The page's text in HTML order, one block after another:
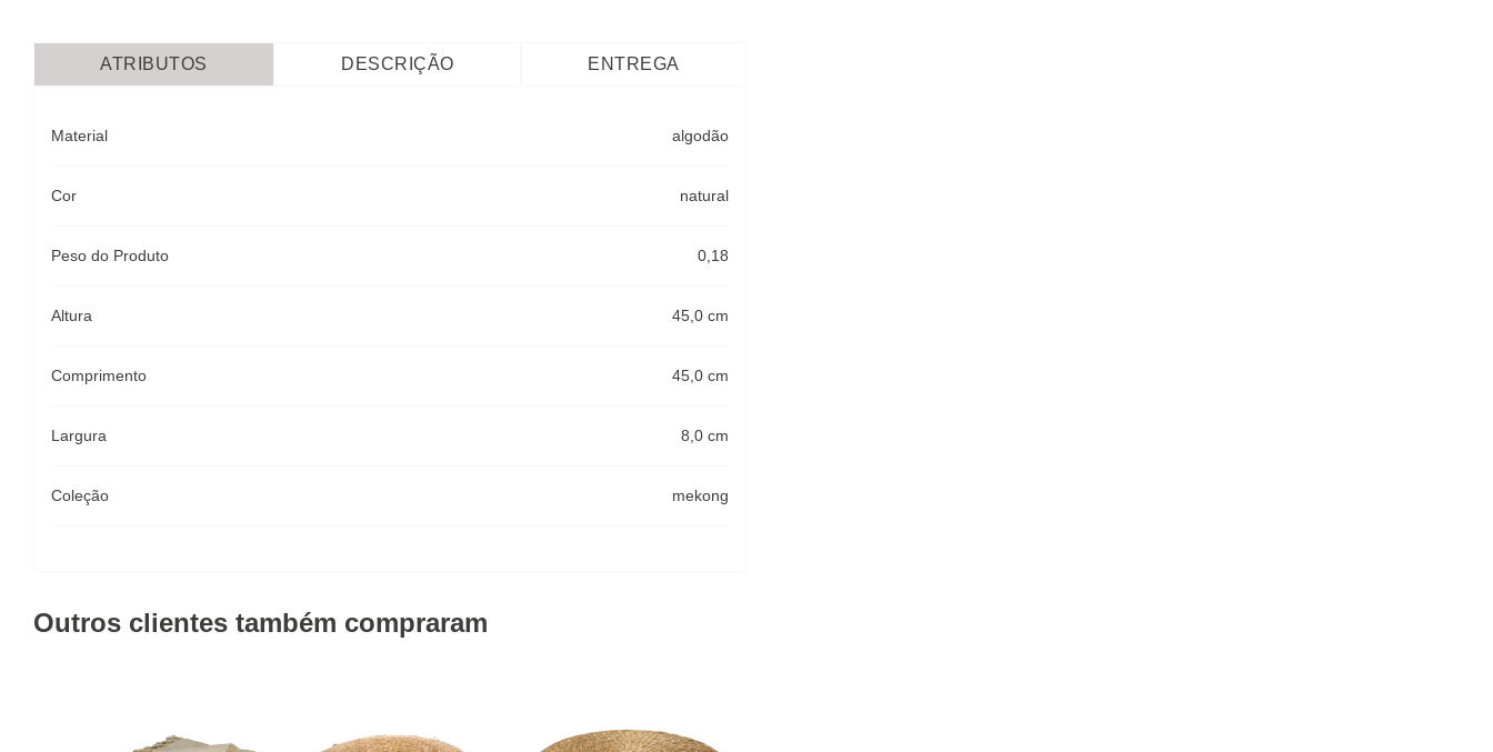
ATRIBUTOS DESCRIÇÃO ENTREGA
Material algodão
Cor natural
Peso do Produto 0,18
Altura 45,0 cm
Comprimento 45,0 cm
Largura 8,0 cm
Coleção mekong
Outros clientes também compraram